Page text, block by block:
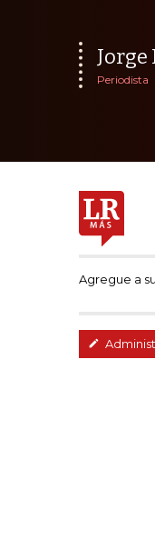
Jorge
Periodista
Agregue a